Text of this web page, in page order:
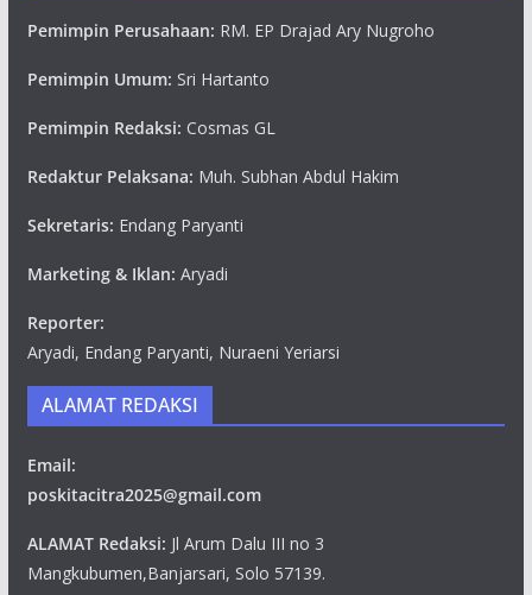
Pemimpin Perusahaan: RM. EP Drajad Ary Nugroho
Pemimpin Umum: Sri Hartanto
Pemimpin Redaksi: Cosmas GL
Redaktur Pelaksana: Muh. Subhan Abdul Hakim
Sekretaris: Endang Paryanti
Marketing & Iklan: Aryadi
Reporter:
Aryadi, Endang Paryanti, Nuraeni Yeriarsi
ALAMAT REDAKSI
Email:
poskitacitra2025@gmail.com
ALAMAT Redaksi: Jl Arum Dalu III no 3
Mangkubumen,Banjarsari, Solo 57139.